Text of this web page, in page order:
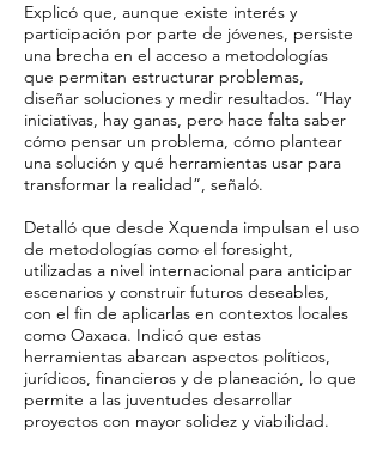
Explicó que, aunque existe interés y
participación por parte de jóvenes, persiste
una brecha en el acceso a metodologías
que permitan estructurar problemas,
diseñar soluciones y medir resultados. “Hay
iniciativas, hay ganas, pero hace falta saber
cómo pensar un problema, cómo plantear
una solución y qué herramientas usar para
transformar la realidad”, señaló.
Detalló que desde Xquenda impulsan el uso
de metodologías como el foresight,
utilizadas a nivel internacional para anticipar
escenarios y construir futuros deseables,
con el fin de aplicarlas en contextos locales
como Oaxaca. Indicó que estas
herramientas abarcan aspectos políticos,
jurídicos, financieros y de planeación, lo que
permite a las juventudes desarrollar
proyectos con mayor solidez y viabilidad.